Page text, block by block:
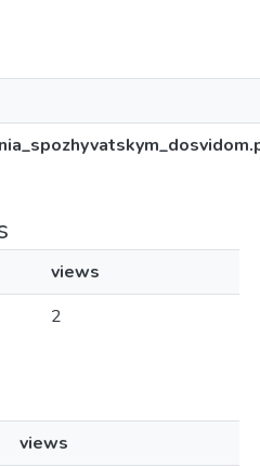
views
2
views